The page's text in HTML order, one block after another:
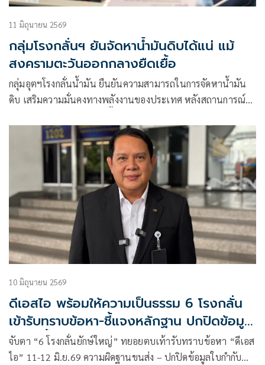
11 มิถุนายน 2569
กลุ่มโรงกลั่นฯ ยันจัดหาน้ำมันดิบได้แน่ แม้
สงครามตะวันออกกลางยืดเยื้อ
กลุ่มอุตฯโรงกลั่นน้ำมัน ยืนยันความสามารถในการจัดหาน้ำมัน
ดิบ เสริมความมั่นคงทางพลังงานของประเทศ หลังสถานการณ์
ตะวันออกกลางลดลงจาก 60% เหลือ 30%
10 มิถุนายน 2569
ดีเอสไอ พร้อมให้ความเป็นธรรม 6 โรงกลั่น
เข้ารับทราบข้อหา-ชี้แจงหลักฐาน ปกปิดข้อมูล
ขนส่งน้ำมัน
จับตา “6 โรงกลั่นยักษ์ใหญ่” ทยอยตบเท้ารับทราบข้อหา “ดีเอส
ไอ” 11-12 มิ.ย.69 ความผิดฐานขนส่ง – ปกปิดข้อมูลใบกำกับ